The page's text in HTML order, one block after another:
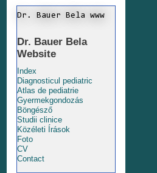
Dr. Bauer Bela www
Dr. Bauer Bela
Website
Index
Diagnosticul pediatric
Atlas de pediatrie
Gyermekgondozás
Böngésző
Studii clinice
Közéleti Írások
Foto
CV
Contact